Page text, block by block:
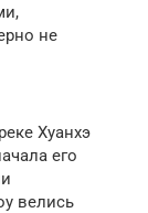
не
Хуанхэ
его
велись